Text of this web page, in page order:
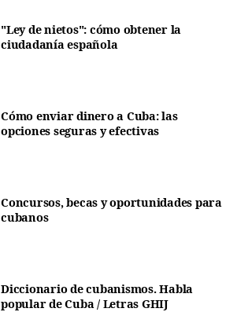
"Ley de nietos": cómo obtener la
ciudadanía española
Cómo enviar dinero a Cuba: las
opciones seguras y efectivas
Concursos, becas y oportunidades para
cubanos
Diccionario de cubanismos. Habla
popular de Cuba / Letras GHIJ